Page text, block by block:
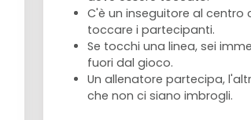
C'è un inseguitore al centro
toccare i partecipanti.
Se tocchi una linea, sei
fuori dal gioco.
Un allenatore partecipa,
che non ci siano imbrogli.